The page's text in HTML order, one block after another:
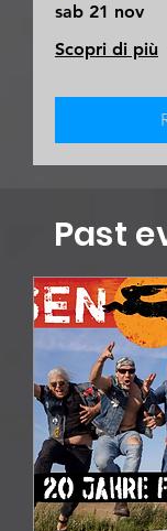
sab 21 nov
Scopri di più
Past